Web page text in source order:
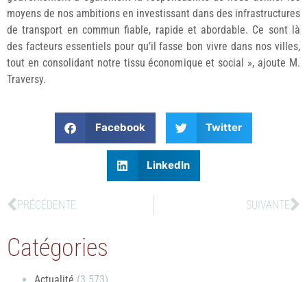
moyens de nos ambitions en investissant dans des infrastructures
de transport en commun fiable, rapide et abordable. Ce sont là
des facteurs essentiels pour qu’il fasse bon vivre dans nos villes,
tout en consolidant notre tissu économique et social », ajoute M.
Traversy.
Facebook Twitter
LinkedIn
PRÉCÉDENTE SUIVANTE
Catégories